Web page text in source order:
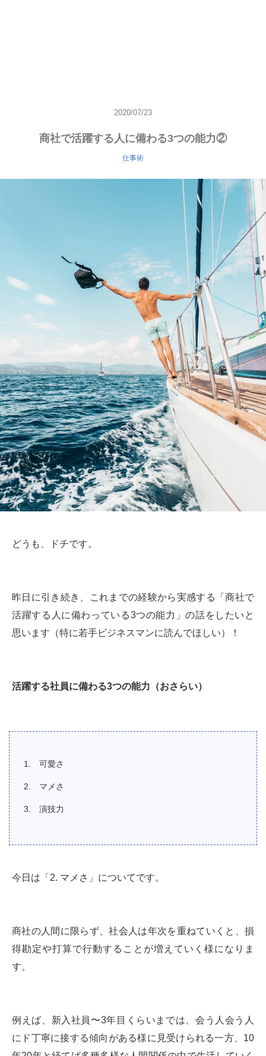
2020/07/23
商社で活躍する人に備わる3つの能力②
仕事術
どうも、ドチです。
昨日に引き続き、これまでの経験から実感する「商社で
活躍する人に備わっている3つの能力」の話をしたいと
思います（特に若手ビジネスマンに読んでほしい）！
活躍する社員に備わる3つの能力（おさらい）
可愛さ
マメさ
演技力
今日は「2. マメさ」についてです。
商社の人間に限らず、社会人は年次を重ねていくと、損
得勘定や打算で行動することが増えていく様になりま
す。
例えば、新入社員〜3年目くらいまでは、会う人会う人
にド丁寧に接する傾向がある様に見受けられる一方、10